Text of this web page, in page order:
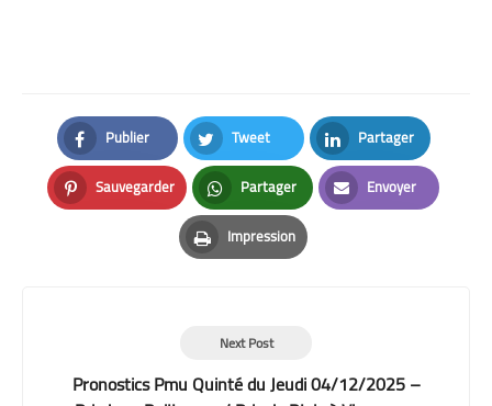
Publier
Facebook
Tweet
Twitter
Partager
LinkedIn
Sauvegarder
Pinterest
Partager
Whatsapp
Envoyer
Email
Impression
Print
Next Post
Pronostics Pmu Quinté du Jeudi 04/12/2025 –